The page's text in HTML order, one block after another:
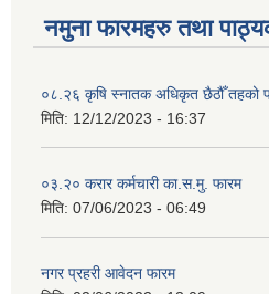
नमुना फारमहरु तथा
०८.२६ कृषि स्‍नातक अधिकृत छैठौँ तहको
मिति: 12/12/2023 - 16:37
०३.२० करार कर्मचारी का.स.मु. फारम
मिति: 07/06/2023 - 06:49
नगर प्रहरी आवेदन फारम